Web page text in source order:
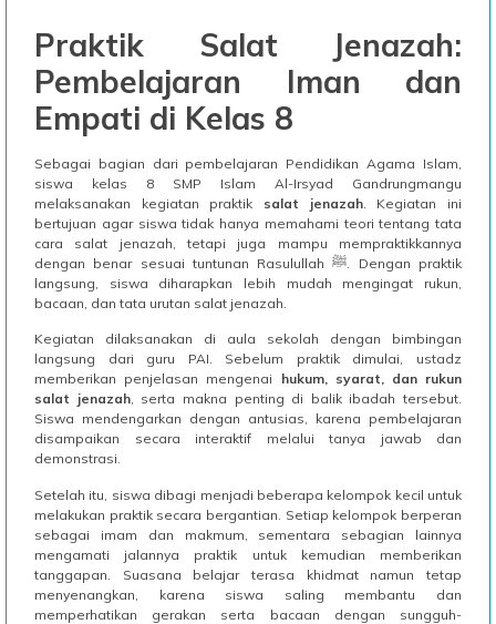
Praktik Salat Jenazah:
Pembelajaran Iman dan
Empati di Kelas 8
Sebagai bagian dari pembelajaran Pendidikan Agama Islam,
siswa kelas 8 SMP Islam Al-Irsyad Gandrungmangu
melaksanakan kegiatan praktik salat jenazah. Kegiatan ini
bertujuan agar siswa tidak hanya memahami teori tentang tata
cara salat jenazah, tetapi juga mampu mempraktikkannya
dengan benar sesuai tuntunan Rasulullah ﷺ. Dengan praktik
langsung, siswa diharapkan lebih mudah mengingat rukun,
bacaan, dan tata urutan salat jenazah.
Kegiatan dilaksanakan di aula sekolah dengan bimbingan
langsung dari guru PAI. Sebelum praktik dimulai, ustadz
memberikan penjelasan mengenai hukum, syarat, dan rukun
salat jenazah, serta makna penting di balik ibadah tersebut.
Siswa mendengarkan dengan antusias, karena pembelajaran
disampaikan secara interaktif melalui tanya jawab dan
demonstrasi.
Setelah itu, siswa dibagi menjadi beberapa kelompok kecil untuk
melakukan praktik secara bergantian. Setiap kelompok berperan
sebagai imam dan makmum, sementara sebagian lainnya
mengamati jalannya praktik untuk kemudian memberikan
tanggapan. Suasana belajar terasa khidmat namun tetap
menyenangkan, karena siswa saling membantu dan
memperhatikan gerakan serta bacaan dengan sungguh-